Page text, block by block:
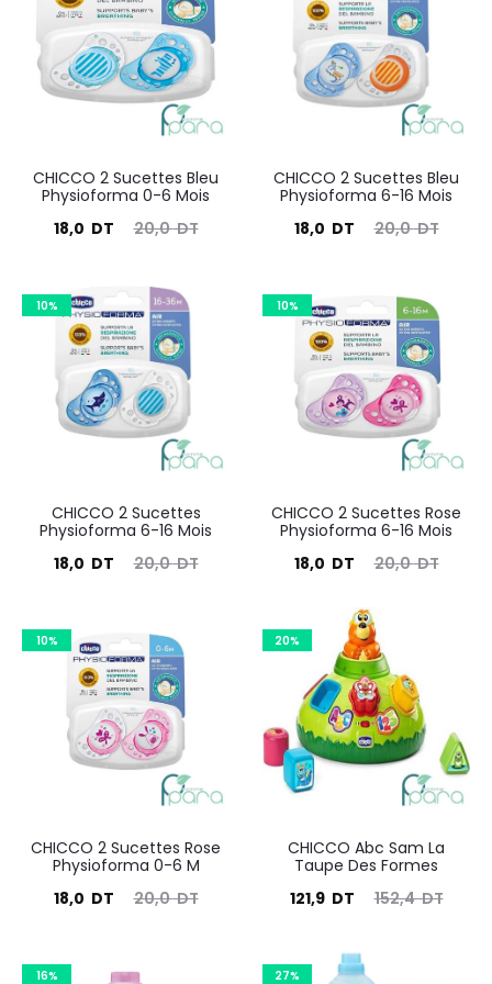
résultats
CHICCO 2 Sucettes Bleu
Physioforma 0-6 Mois
20,0DT
Le
initial
était :
20,0
DT.
18,0 DT
Le
actuel
CHICCO 2 Sucettes Bleu
Physioforma 6-16 Mois
20,0DT
Le
initial
était :
20,0
DT.
18,0 DT
Le
actuel
10%
CHICCO 2 Sucettes
Physioforma 6-16 Mois
20,0DT
Le
initial
était :
20,0
DT.
18,0 DT
Le
actuel
10%
CHICCO 2 Sucettes Rose
Physioforma 6-16 Mois
20,0DT
Le
initial
était :
20,0
DT.
18,0 DT
Le
actuel
DT.
10%
CHICCO 2 Sucettes Rose
Physioforma 0-6 M
20,0DT
Le
initial
18,0 DT
Le
actuel
20%
CHICCO Abc Sam La
Taupe Des Formes
152,4DT
Le
initial
121,9 DT
Le
actuel
16% 27%